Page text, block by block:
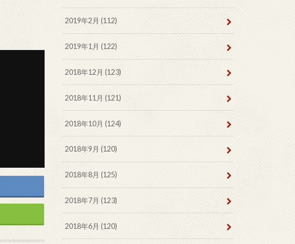
2019年2月 (112)
2019年1月 (122)
2018年12月 (123)
2018年11月 (121)
2018年10月 (124)
2018年9月 (120)
2018年8月 (125)
2018年7月 (123)
2018年6月 (120)